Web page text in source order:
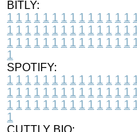
BITLY:
1 1 1 1 1 1 1 1 1 1 1 1 1 1
1 1 1 1 1 1 1 1 1 1 1 1 1 1
1 1 1 1 1 1 1 1 1 1 1 1 1 1
1
SPOTIFY:
1 1 1 1 1 1 1 1 1 1 1 1 1 1
1 1 1 1 1 1 1 1 1 1 1 1 1 1
1 1 1 1 1 1 1 1 1 1 1 1 1 1
1
CUTTLY BIO: